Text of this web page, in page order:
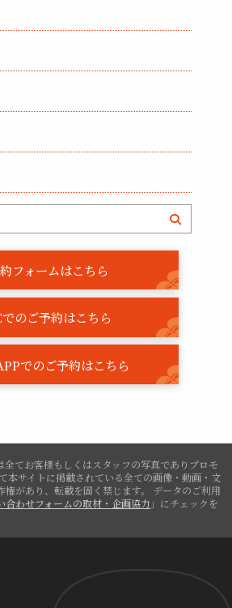
フォームはこちら
のご予約はこちら
でのご予約はこちら
てお客様もしくはスタッフの写真でありプロモ
本サイトに掲載されている全ての画像・動画・文
があり、転載を固く禁じます。
データのご利用
合わせフォームの取材・企画協力 」にチェックを